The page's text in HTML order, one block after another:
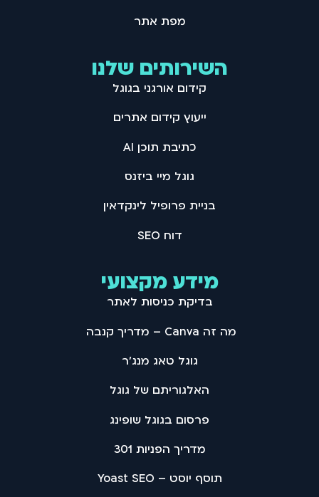
מפת אתר
השירותים שלנו
קידום אורגני בגוגל
ייעוץ קידום אתרים
כתיבת תוכן AI
גוגל מיי ביזנס
בניית פרופיל לינקדאין
דוח SEO
מידע מקצועי
בדיקת כניסות לאתר
מה זה Canva – מדריך קנבה
גוגל טאג מנג'ר
האלגוריתם של גוגל
פרסום בגוגל שופינג
מדריך הפניות 301
תוסף יוסט – Yoast SEO